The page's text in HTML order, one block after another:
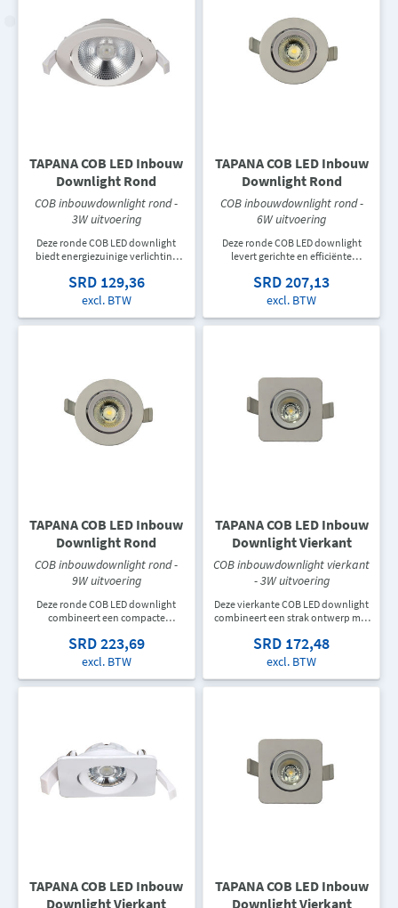
TAPANA COB LED Inbouw
Downlight Rond
COB inbouwdownlight rond -
3W uitvoering
Deze ronde COB LED downlight
biedt energiezuinige verlichting
Ideaal voor accentverlichting,
woonruimtes, winkels en andere
SRD 129,36
excl. BTW
TAPANA COB LED Inbouw
Downlight Rond
COB inbouwdownlight rond -
6W uitvoering
Deze ronde COB LED downlight
levert gerichte en efficiënte
winkels, hotels en
horecagelegenheden. Perfect voor
SRD 207,13
excl. BTW
TAPANA COB LED Inbouw
Downlight Rond
COB inbouwdownlight rond -
9W uitvoering
Deze ronde COB LED downlight
combineert een compacte
efficiënte verlichting. Ideaal voor
woningen, winkels, hotels en
SRD 223,69
excl. BTW
TAPANA COB LED Inbouw
Downlight Vierkant
COB inbouwdownlight vierkant
- 3W uitvoering
Deze vierkante COB LED downlight
combineert een strak ontwerp met
Ideaal voor woningen, winkels,
hotels en andere ruimtes waar
SRD 172,48
excl. BTW
TAPANA COB LED Inbouw
Downlight Vierkant
TAPANA COB LED Inbouw
Downlight Vierkant